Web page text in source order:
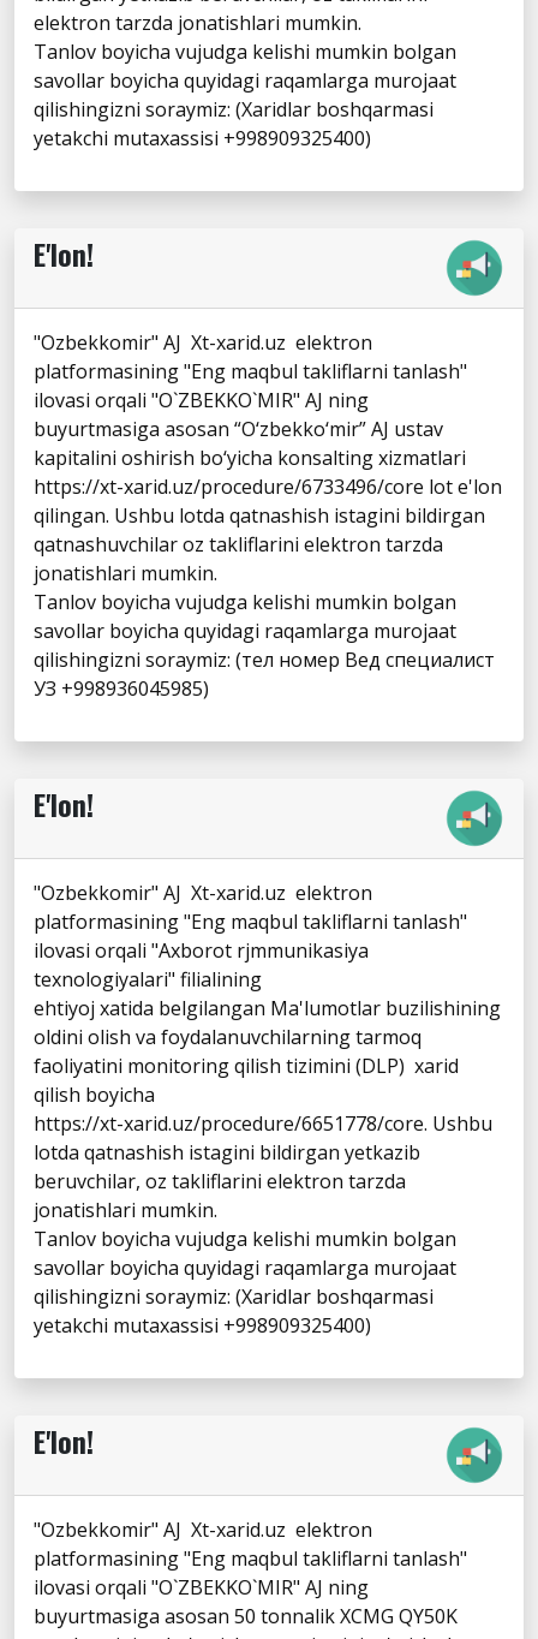
elektron tarzda jonatishlari mumkin.
Tanlov boyicha vujudga kelishi mumkin bolgan
savollar boyicha quyidagi raqamlarga murojaat
qilishingizni soraymiz: (Xaridlar boshqarmasi
yetakchi mutaxassisi +998909325400)
E'lon!
"Ozbekkomir" AJ Xt-xarid.uz elektron
platformasining "Eng maqbul takliflarni tanlash"
ilovasi orqali "O`ZBEKKO`MIR" AJ ning
buyurtmasiga asosan “O‘zbekko‘mir” AJ ustav
kapitalini oshirish bo‘yicha konsalting xizmatlari
https://xt-xarid.uz/procedure/6733496/core lot e'lon
qilingan. Ushbu lotda qatnashish istagini bildirgan
qatnashuvchilar oz takliflarini elektron tarzda
jonatishlari mumkin.
Tanlov boyicha vujudga kelishi mumkin bolgan
savollar boyicha quyidagi raqamlarga murojaat
qilishingizni soraymiz: (тел номер Вед специалист
УЗ +998936045985)
E'lon!
"Ozbekkomir" AJ Xt-xarid.uz elektron
platformasining "Eng maqbul takliflarni tanlash"
ilovasi orqali "Axborot rjmmunikasiya
texnologiyalari" filialining
ehtiyoj xatida belgilangan Ma'lumotlar buzilishining
oldini olish va foydalanuvchilarning tarmoq
faoliyatini monitoring qilish tizimini (DLP) xarid
qilish boyicha
https://xt-xarid.uz/procedure/6651778/core. Ushbu
lotda qatnashish istagini bildirgan yetkazib
beruvchilar, oz takliflarini elektron tarzda
jonatishlari mumkin.
Tanlov boyicha vujudga kelishi mumkin bolgan
savollar boyicha quyidagi raqamlarga murojaat
qilishingizni soraymiz: (Xaridlar boshqarmasi
yetakchi mutaxassisi +998909325400)
E'lon!
"Ozbekkomir" AJ Xt-xarid.uz elektron
platformasining "Eng maqbul takliflarni tanlash"
ilovasi orqali "O`ZBEKKO`MIR" AJ ning
buyurtmasiga asosan 50 tonnalik XCMG QY50K